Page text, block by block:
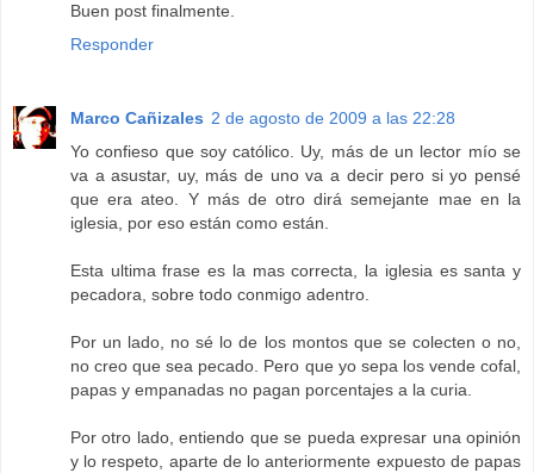
Buen post finalmente.
Responder
Marco Cañizales 2 de agosto de 2009 a las 22:28
Yo confieso que soy católico. Uy, más de un lector mío se
va a asustar, uy, más de uno va a decir pero si yo pensé
que era ateo. Y más de otro dirá semejante mae en la
iglesia, por eso están como están.
Esta ultima frase es la mas correcta, la iglesia es santa y
pecadora, sobre todo conmigo adentro.
Por un lado, no sé lo de los montos que se colecten o no,
no creo que sea pecado. Pero que yo sepa los vende cofal,
papas y empanadas no pagan porcentajes a la curia.
Por otro lado, entiendo que se pueda expresar una opinión
y lo respeto, aparte de lo anteriormente expuesto de papas